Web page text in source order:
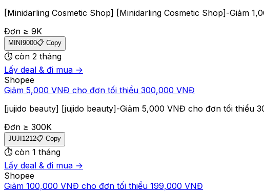
[Minidarling Cosmetic Shop] [Minidarling Cosmetic Shop]-Giảm
Đơn ≥ 9K
MINI9000📋 Copy
⏱ còn 2 tháng
Lấy deal & đi mua →
Shopee
Giảm 5,000 VNĐ cho đơn tối thiểu 300,000 VNĐ
[jujido beauty] [jujido beauty]-Giảm 5,000 VNĐ cho đơn tối thiểu
Đơn ≥ 300K
JUJI1212📋 Copy
⏱ còn 1 tháng
Lấy deal & đi mua →
Shopee
Giảm 100,000 VNĐ cho đơn tối thiểu 199,000 VNĐ